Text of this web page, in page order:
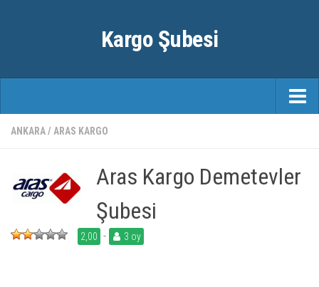
Kargo Şubesi
ANASAYFA
ŞEHIRLER
ANKARA/ ARAS KARGO
Aras Kargo Demetevler
Şubesi
2,00 - 3 oy